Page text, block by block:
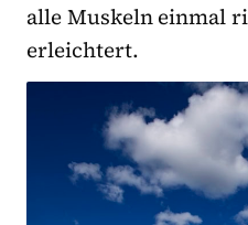
alle Muskeln einmal
erleichtert.